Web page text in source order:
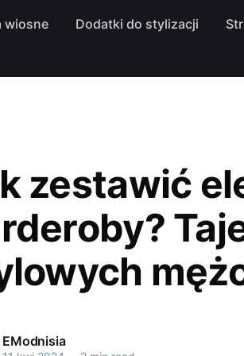
wiosne Dodatki do stylizacji
zestawić
EModnisia